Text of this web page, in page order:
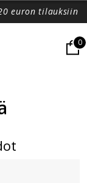
euron tilauksiin
0